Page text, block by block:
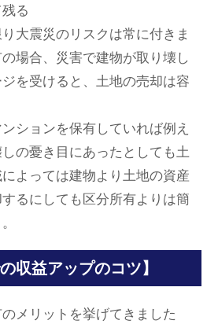
る
大震災のリスクは常に付きま
場合、災害で建物が取り壊し
を受けると、土地の売却は容
ションを保有していれば例え
の憂き目にあったとしても土
よっては建物より土地の資産
るにしても区分所有よりは簡
収益アップのコツ】
メリットを挙げてきました